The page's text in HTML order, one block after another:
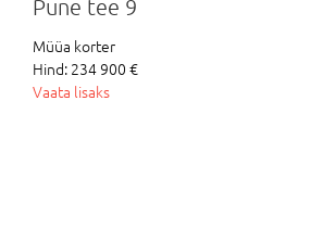
Pune tee 9
Müüa korter
Hind: 234 900 €
Vaata lisaks